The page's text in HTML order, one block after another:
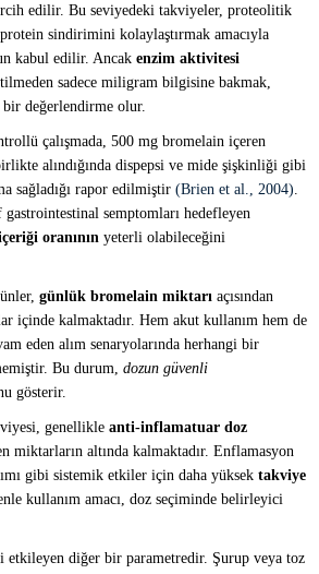
edilir. Bu seviyedeki takviyeler, proteolitik
sindirimini kolaylaştırmak amacıyla
kabul edilir. Ancak enzim aktivitesi
sadece miligram bilgisine bakmak,
bir değerlendirme olur.
çalışmada, 500 mg bromelain içeren
alındığında dispepsi ve mide şişkinliği gibi
sağladığı rapor edilmiştir (Brien et al., 2004)
semptomları hedefleyen
oranının yeterli olabileceğini
günlük bromelain miktarı açısından
içinde kalmaktadır. Hem akut kullanım hem de
eden alım senaryolarında herhangi bir
Bu durum, dozun güvenli
gösterir.
genellikle anti-inflamatuar doz
miktarların altında kalmaktadır. Enflamasyon
gibi sistemik etkiler için daha yüksek takviye
kullanım amacı, doz seçiminde belirleyici
diğer bir parametredir. Şurup veya toz